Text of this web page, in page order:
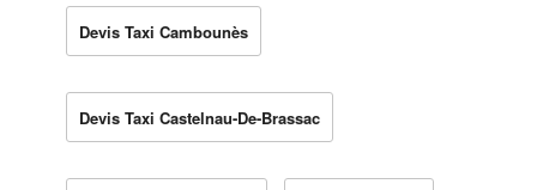
Devis Taxi Cambounès
Devis Taxi Castelnau-De-Brassac